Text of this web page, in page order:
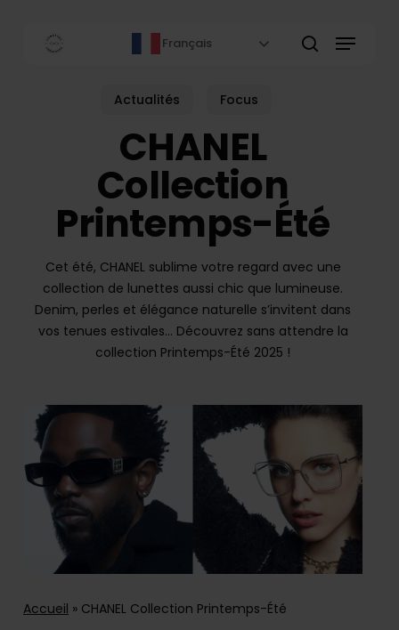
Français Menu
Actualités Focus
CHANEL
Collection
Printemps-Été
Cet été, CHANEL sublime votre regard avec une
collection de lunettes aussi chic que lumineuse.
Denim, perles et élégance naturelle s’invitent dans
vos tenues estivales… Découvrez sans attendre la
collection Printemps-Été 2025 !
Accueil » CHANEL Collection Printemps-Été